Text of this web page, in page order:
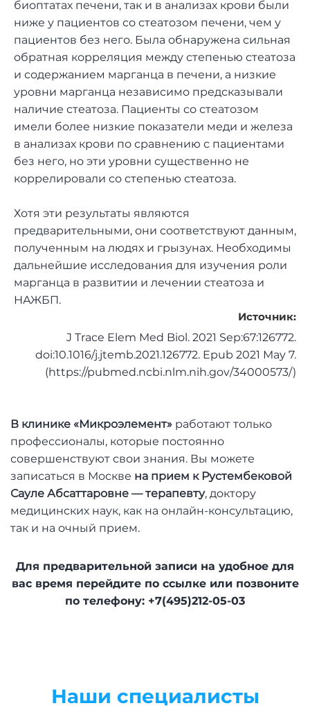
биоптатах печени, так и в анализах крови были
ниже у пациентов со стеатозом печени, чем у
пациентов без него. Была обнаружена сильная
обратная корреляция между степенью стеатоза
и содержанием марганца в печени, а низкие
уровни марганца независимо предсказывали
наличие стеатоза. Пациенты со стеатозом
имели более низкие показатели меди и железа
в анализах крови по сравнению с пациентами
без него, но эти уровни существенно не
коррелировали со степенью стеатоза.
Хотя эти результаты являются
предварительными, они соответствуют данным,
полученным на людях и грызунах. Необходимы
дальнейшие исследования для изучения роли
марганца в развитии и лечении стеатоза и
НАЖБП.
Источник:
J Trace Elem Med Biol. 2021 Sep:67:126772.
doi:10.1016/j.jtemb.2021.126772. Epub 2021 May 7.
(https://pubmed.ncbi.nlm.nih.gov/34000573/)
В клинике «Микроэлемент» работают только
профессионалы, которые постоянно
совершенствуют свои знания. Вы можете
записаться в Москве на прием к Рустембековой
Сауле Абсаттаровне — терапевту, доктору
медицинских наук, как на онлайн-консультацию,
так и на очный прием.
Для предварительной записи на удобное для
вас время перейдите по ссылке или позвоните
по телефону: +7(495)212-05-03
Наши специалисты